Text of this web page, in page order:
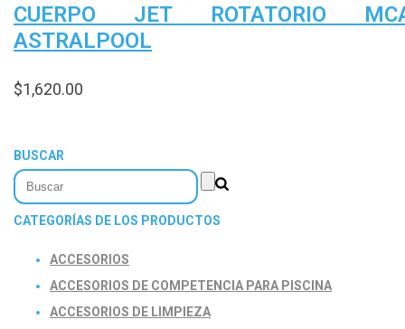
CUERPO JET ROTATORIO
ASTRALPOOL
$1,620.00
BUSCAR
CATEGORÍAS DE LOS PRODUCTOS
ACCESORIOS
ACCESORIOS DE COMPETENCIA PARA PISCINA
ACCESORIOS DE LIMPIEZA